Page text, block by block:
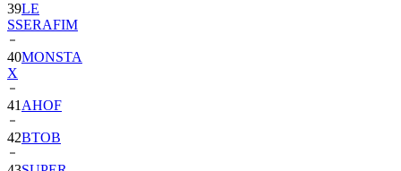
39LE
SSERAFIM
40MONSTA
X
41 AHOF
42BTOB